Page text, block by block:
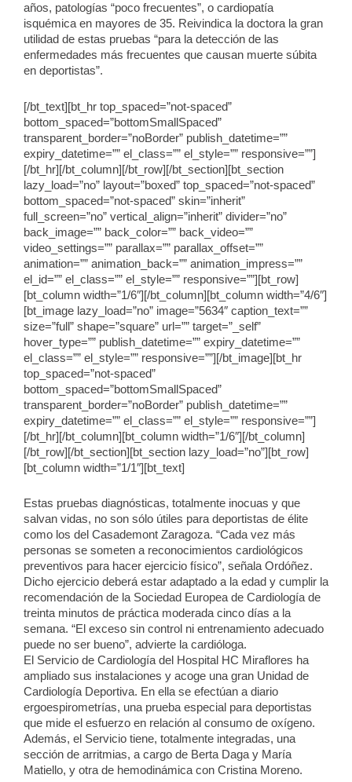
años, patologías “poco frecuentes”, o cardiopatía
isquémica en mayores de 35. Reivindica la doctora la gran
utilidad de estas pruebas “para la detección de las
enfermedades más frecuentes que causan muerte súbita
en deportistas”.
[/bt_text][bt_hr top_spaced=”not-spaced”
bottom_spaced=”bottomSmallSpaced”
transparent_border=”noBorder” publish_datetime=””
expiry_datetime=”” el_class=”” el_style=”” responsive=””]
[/bt_hr][/bt_column][/bt_row][/bt_section][bt_section
lazy_load=”no” layout=”boxed” top_spaced=”not-spaced”
bottom_spaced=”not-spaced” skin=”inherit”
full_screen=”no” vertical_align=”inherit” divider=”no”
back_image=”” back_color=”” back_video=””
video_settings=”” parallax=”” parallax_offset=””
animation=”” animation_back=”” animation_impress=””
el_id=”” el_class=”” el_style=”” responsive=””][bt_row]
[bt_column width=”1/6″][/bt_column][bt_column width=”4/6″]
[bt_image lazy_load=”no” image=”5634″ caption_text=””
size=”full” shape=”square” url=”” target=”_self”
hover_type=”” publish_datetime=”” expiry_datetime=””
el_class=”” el_style=”” responsive=””][/bt_image][bt_hr
top_spaced=”not-spaced”
bottom_spaced=”bottomSmallSpaced”
transparent_border=”noBorder” publish_datetime=””
expiry_datetime=”” el_class=”” el_style=”” responsive=””]
[/bt_hr][/bt_column][bt_column width=”1/6″][/bt_column]
[/bt_row][/bt_section][bt_section lazy_load=”no”][bt_row]
[bt_column width=”1/1″][bt_text]
Estas pruebas diagnósticas, totalmente inocuas y que
salvan vidas, no son sólo útiles para deportistas de élite
como los del Casademont Zaragoza. “Cada vez más
personas se someten a reconocimientos cardiológicos
preventivos para hacer ejercicio físico”, señala Ordóñez.
Dicho ejercicio deberá estar adaptado a la edad y cumplir la
recomendación de la Sociedad Europea de Cardiología de
treinta minutos de práctica moderada cinco días a la
semana. “El exceso sin control ni entrenamiento adecuado
puede no ser bueno”, advierte la cardióloga.
El Servicio de Cardiología del Hospital HC Miraflores ha
ampliado sus instalaciones y acoge una gran Unidad de
Cardiología Deportiva. En ella se efectúan a diario
ergoespirometrías, una prueba especial para deportistas
que mide el esfuerzo en relación al consumo de oxígeno.
Además, el Servicio tiene, totalmente integradas, una
sección de arritmias, a cargo de Berta Daga y María
Matiello, y otra de hemodinámica con Cristina Moreno.